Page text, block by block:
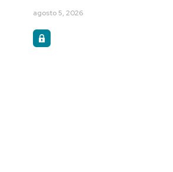
agosto 5, 2026